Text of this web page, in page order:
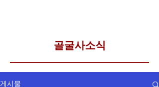
​골굴사소식
게시물